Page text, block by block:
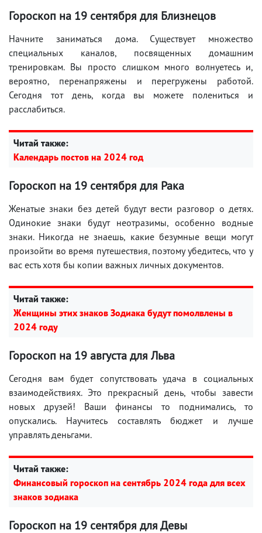
Гороскоп на 19 сентября для Близнецов
Начните заниматься дома. Существует множество
специальных каналов, посвященных домашним
тренировкам. Вы просто слишком много волнуетесь и,
вероятно, перенапряжены и перегружены работой.
Сегодня тот день, когда вы можете полениться и
расслабиться.
Читай также:
Календарь постов на 2024 год
Гороскоп на 19 сентября для Рака
Женатые знаки без детей будут вести разговор о детях.
Одинокие знаки будут неотразимы, особенно водные
знаки. Никогда не знаешь, какие безумные вещи могут
произойти во время путешествия, поэтому убедитесь, что у
вас есть хотя бы копии важных личных документов.
Читай также:
Женщины этих знаков Зодиака будут помолвлены в
2024 году
Гороскоп на 19 августа для Льва
Сегодня вам будет сопутствовать удача в социальных
взаимодействиях. Это прекрасный день, чтобы завести
новых друзей! Ваши финансы то поднимались, то
опускались. Научитесь составлять бюджет и лучше
управлять деньгами.
Читай также:
Финансовый гороскоп на сентябрь 2024 года для всех
знаков зодиака
Гороскоп на 19 сентября для Девы